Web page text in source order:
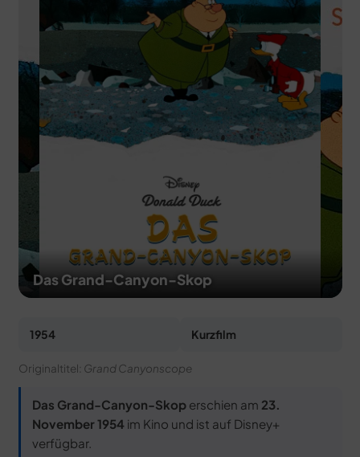
DEALS
MEIN HQ
50
Das Grand-Canyon-Skop
1954 Kurzfilm
Originaltitel: Grand Canyonscope
Das Grand-Canyon-Skoperschien am 23.
November 1954im Kino und ist auf Disney+
verfügbar.